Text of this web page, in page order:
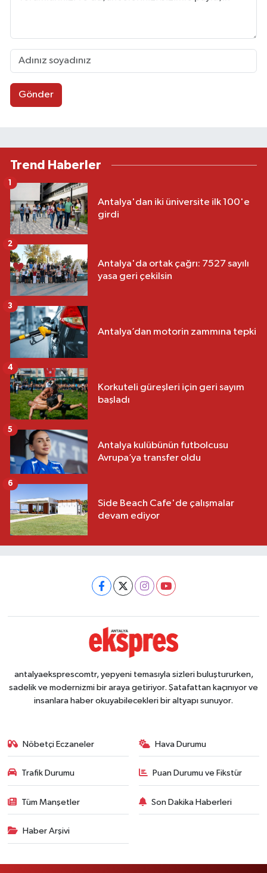
Gönder
Trend Haberler
Antalya'dan iki üniversite ilk 100'e
girdi
1
Antalya'da ortak çağrı: 7527 sayılı
yasa geri çekilsin
2
Antalya’dan motorin zammına tepki
3
Korkuteli güreşleri için geri sayım
başladı
4
Antalya kulübünün futbolcusu
Avrupa’ya transfer oldu
5
Side Beach Cafe'de çalışmalar
devam ediyor
6
antalyaeksprescomtr, yepyeni temasıyla sizleri buluştururken,
sadelik ve modernizmi bir araya getiriyor. Şatafattan kaçınıyor ve
insanlara haber okuyabilecekleri bir altyapı sunuyor.
Nöbetçi Eczaneler Hava Durumu
Trafik Durumu Puan Durumu ve Fikstür
Tüm Manşetler Son Dakika Haberleri
Haber Arşivi